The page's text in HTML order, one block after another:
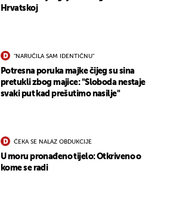
Hrvatskoj
"NARUČILA SAM IDENTIČNU"
Potresna poruka majke čijeg su sina
pretukli zbog majice: "Sloboda nestaje
svaki put kad prešutimo nasilje"
ČEKA SE NALAZ OBDUKCIJE
U moru pronađeno tijelo: Otkriveno o
kome se radi